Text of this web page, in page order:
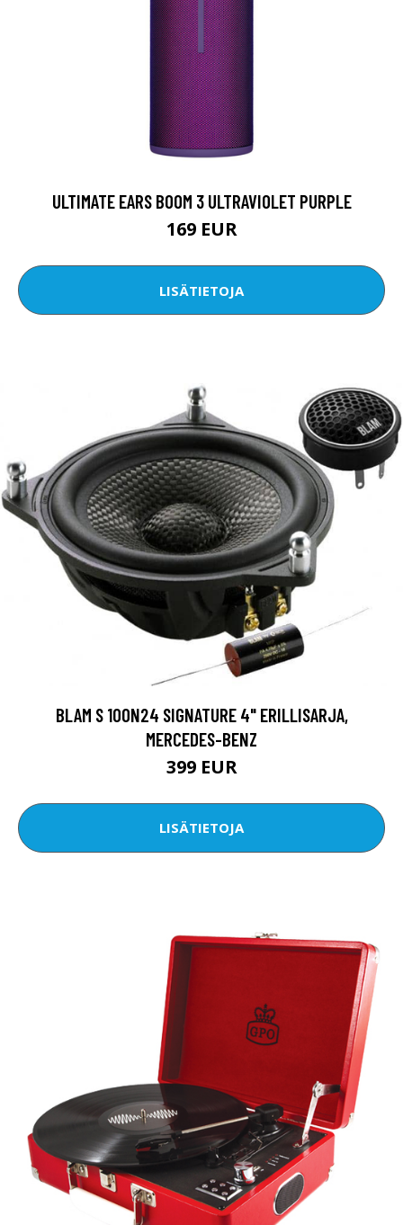
ULTIMATE EARS BOOM 3 ULTRAVIOLET PURPLE
169 EUR
LISÄTIETOJA
BLAM S 100N24 SIGNATURE 4" ERILLISARJA,
MERCEDES-BENZ
399 EUR
LISÄTIETOJA